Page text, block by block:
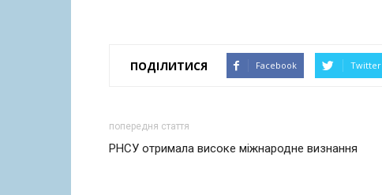
ПОДІЛИТИСЯ Facebook Twitter
попередня стаття
РНСУ отримала високе міжнародне визнання